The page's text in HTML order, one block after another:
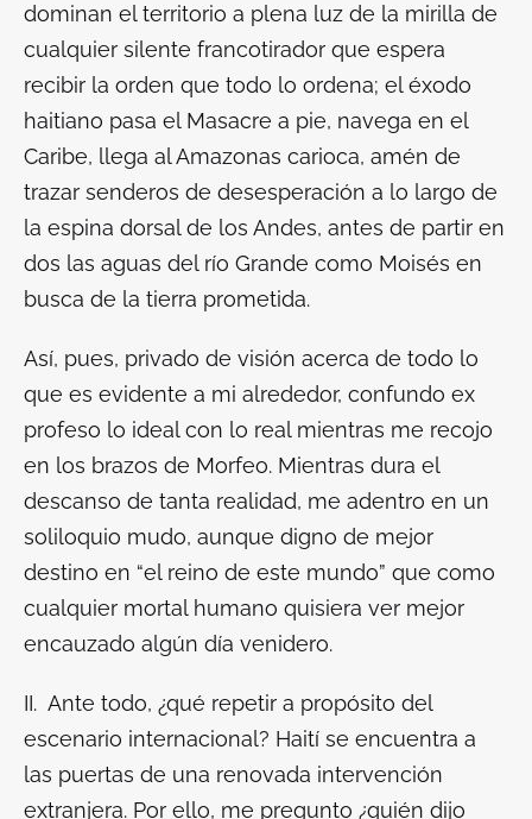
dominan el territorio a plena luz de la mirilla de
cualquier silente francotirador que espera
recibir la orden que todo lo ordena; el éxodo
haitiano pasa el Masacre a pie, navega en el
Caribe, llega al Amazonas carioca, amén de
trazar senderos de desesperación a lo largo de
la espina dorsal de los Andes, antes de partir en
dos las aguas del río Grande como Moisés en
busca de la tierra prometida.
Así, pues, privado de visión acerca de todo lo
que es evidente a mi alrededor, confundo ex
profeso lo ideal con lo real mientras me recojo
en los brazos de Morfeo. Mientras dura el
descanso de tanta realidad, me adentro en un
soliloquio mudo, aunque digno de mejor
destino en “el reino de este mundo” que como
cualquier mortal humano quisiera ver mejor
encauzado algún día venidero.
II. Ante todo, ¿qué repetir a propósito del
escenario internacional? Haití se encuentra a
las puertas de una renovada intervención
extranjera. Por ello, me pregunto ¿quién dijo